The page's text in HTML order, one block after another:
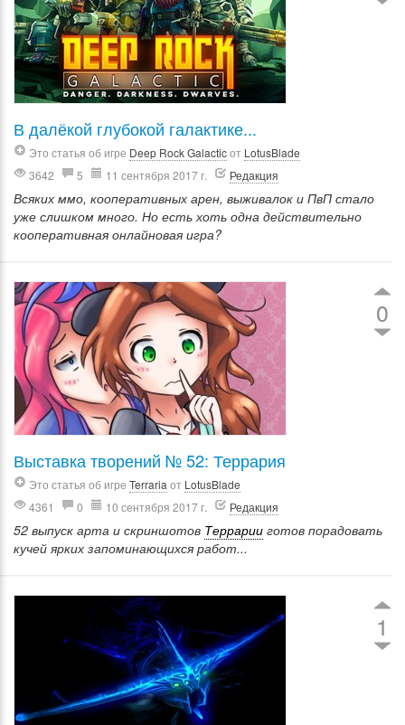
В далёкой глубокой галактике...
Это статья об игре Deep Rock Galacticот LotusBlade
3642
5 11 сентября 2017 г. Редакция
Всяких ммо, кооперативных арен, выживалок и ПвП стало
уже слишком много. Но есть хоть одна действительно
кооперативная онлайновая игра?
0
Выставка творений № 52: Террария
Это статья об игре Terraria от LotusBlade
4361
0 10 сентября 2017 г. Редакция
52 выпуск арта и скриншотов Террарии готов порадовать
кучей ярких запоминающихся работ...
1